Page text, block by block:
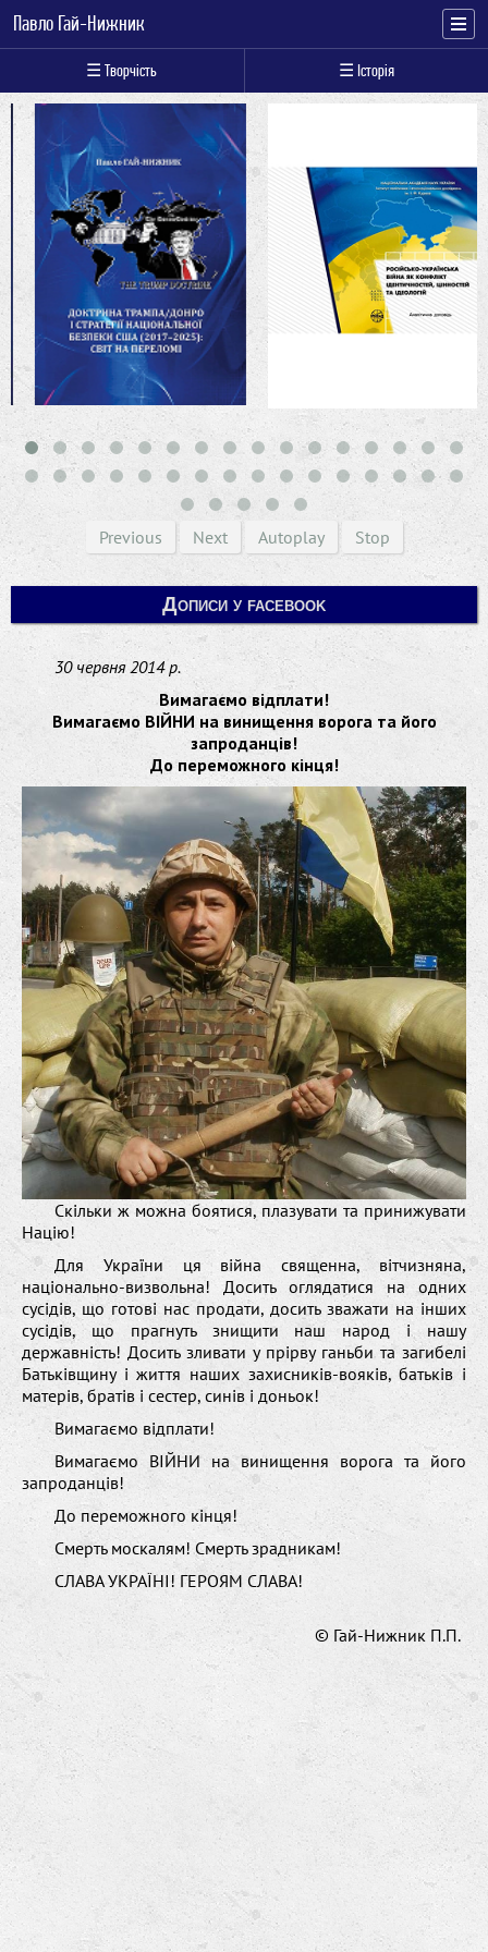
Павло Гай-Нижник
☰ Творчість ☰ Історія
Previous Next Autoplay Stop
Дописи у facebook
30 червня 2014 р.
Вимагаємо відплати!
Вимагаємо ВІЙНИ на винищення ворога та його
запроданців!
До переможного кінця!
Скільки ж можна боятися, плазувати та принижувати
Націю!
Для України ця війна священна, вітчизняна,
національно-визвольна! Досить оглядатися на одних
сусідів, що готові нас продати, досить зважати на інших
сусідів, що прагнуть знищити наш народ і нашу
державність! Досить зливати у прірву ганьби та загибелі
Батьківщину і життя наших захисників-вояків, батьків і
матерів, братів і сестер, синів і доньок!
Вимагаємо відплати!
Вимагаємо ВІЙНИ на винищення ворога та його
запроданців!
До переможного кінця!
Смерть москалям! Смерть зрадникам!
СЛАВА УКРАЇНІ! ГЕРОЯМ СЛАВА!
© Гай-Нижник П.П.